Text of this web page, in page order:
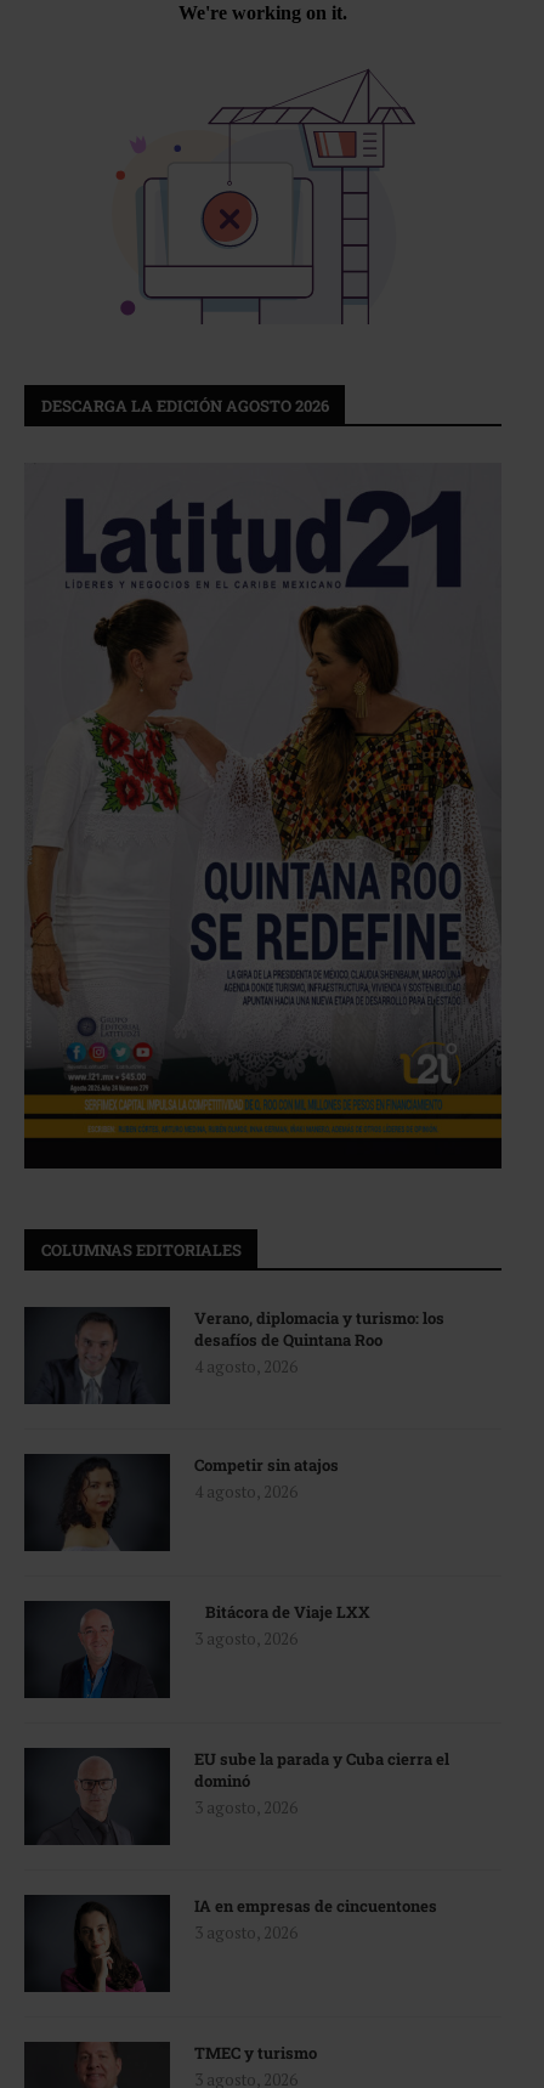
DESCARGA LA EDICIÓN AGOSTO 2026
COLUMNAS EDITORIALES
Verano, diplomacia y turismo: los
desafíos de Quintana Roo
4 agosto, 2026
Competir sin atajos
4 agosto, 2026
Bitácora de Viaje LXX
3 agosto, 2026
EU sube la parada y Cuba cierra el
dominó
3 agosto, 2026
IA en empresas de cincuentones
3 agosto, 2026
TMEC y turismo
3 agosto, 2026